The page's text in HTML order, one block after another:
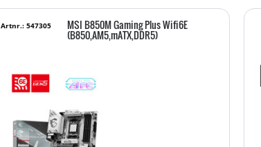
MSI B850M Gaming Plus Wifi6E
(B850,AM5,mATX,DDR5)
Artnr.: 547305